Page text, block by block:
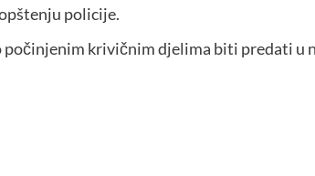
policije.
počinjenim krivičnim djelima biti predati u